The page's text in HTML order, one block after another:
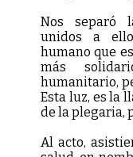
Nos separó
unidos a
humano que
más
humanitario,
Esta luz, es la
de la plegaria,
Al acto,